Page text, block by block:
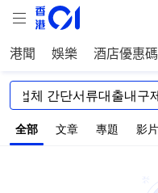
港聞 娛樂 酒店優惠碼